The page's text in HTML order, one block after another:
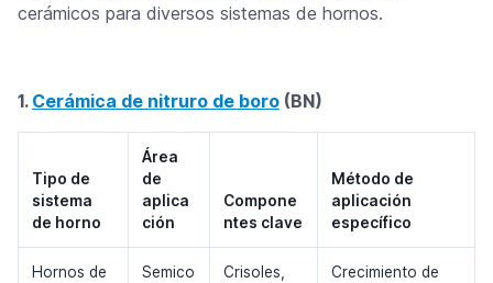
cerámicos para diversos sistemas de hornos.
1. Cerámica de nitruro de boro (BN)
Tipo de
sistema
de horno
Área
de
aplica
ción
Compone
ntes clave
Método de
aplicación
específico
Hornos de
Semico
Crisoles,
Crecimiento de